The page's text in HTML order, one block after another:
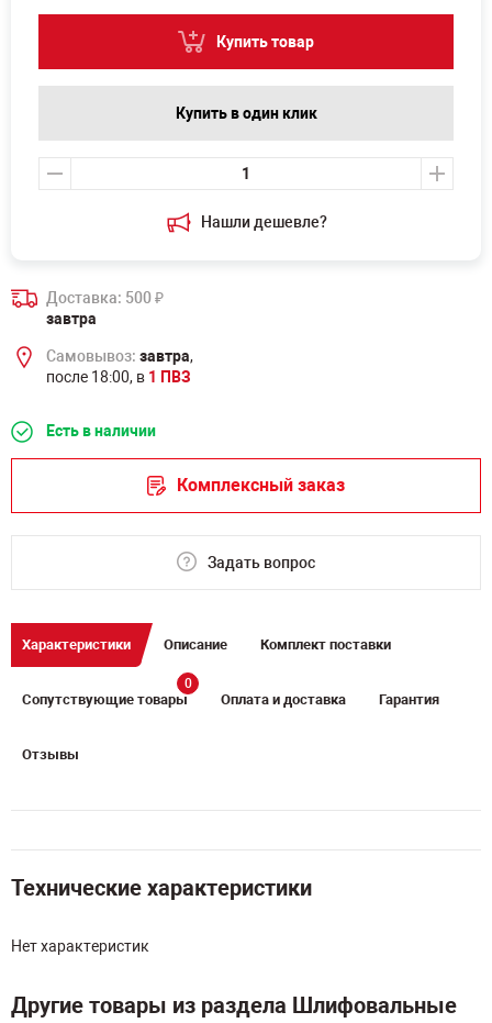
Нашли дешевле?
Купить товар
Купить в один клик
Доставка: 500₽
завтра
Самовывоз: завтра,
после 18:00, в 1 ПВЗ
Есть в наличии
Комплексный заказ
Задать вопрос
Характеристики Описание Комплект поставки
Сопутствующие товары
0
Оплата и доставка Гарантия
Отзывы
Технические характеристики
Нет характеристик
Другие товары из раздела Шлифовальные